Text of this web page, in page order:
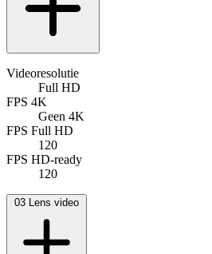
Videoresolutie
Full HD
FPS 4K
Geen 4K
FPS Full HD
120
FPS HD-ready
120
03 Lens video